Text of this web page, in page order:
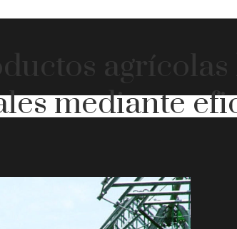
agrícolas
mediante